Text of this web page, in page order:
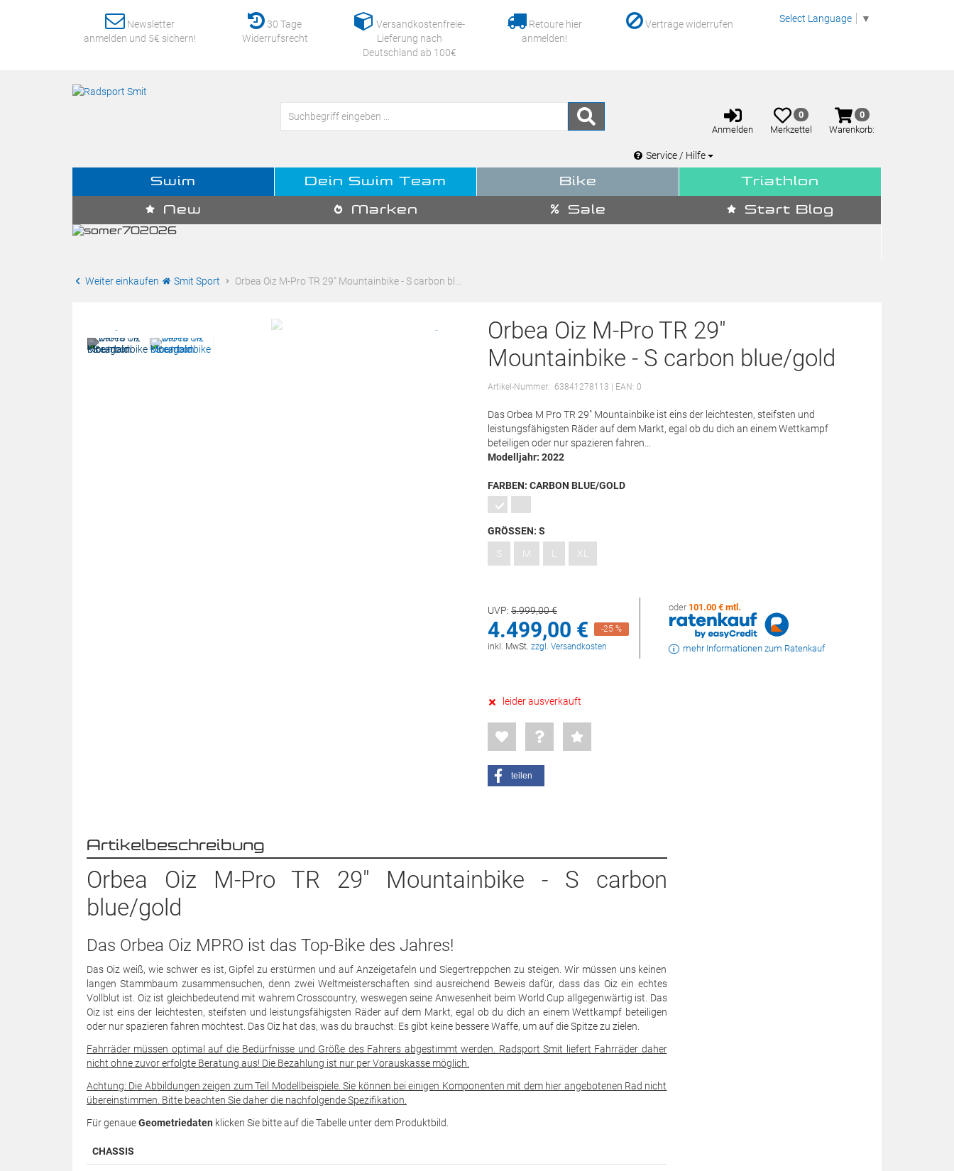
Newsletter
anmelden und 5€ sichern!
30 Tage
Widerrufsrecht
Versandkostenfreie-
Lieferung nach
Deutschland ab 100€
Retoure hier
anmelden!
Verträge widerrufen Select Language ▼
Anmelden
Anmelden
Merkzettel
aufklappen
0
Merkzettel
Warenkorb
aufklappen
0
Warenkorb:
Service / Hilfe
Swim Dein Swim Team Bike Triathlon
New Marken Sale Start Blog
Weiter einkaufen Smit Sport Orbea Oiz M-Pro TR 29" Mountainbike - S carbon bl…
Orbea Oiz M-Pro TR 29"
Mountainbike - S carbon blue/gold
Artikel-Nummer: 63841278113 | EAN: 0
Das Orbea M Pro TR 29" Mountainbike ist eins der leichtesten, steifsten und
leistungsfähigsten Räder auf dem Markt, egal ob du dich an einem Wettkampf
beteiligen oder nur spazieren fahren…
Modelljahr: 2022
FARBEN: CARBON BLUE/GOLD
GRÖSSEN: S
S
M XL
UVP: 5.999,00€
4.499,00 €
-25 %
inkl. MwSt. zzgl. Versandkosten
oder 101.00 € mtl.
mehr Informationen zum Ratenkauf
leider ausverkauft
teilen
Artikelbeschreibung
Orbea Oiz M-Pro TR 29" Mountainbike - S carbon
blue/gold
Das Orbea Oiz MPRO ist das Top-Bike des Jahres!
Das Oiz weiß, wie schwer es ist, Gipfel zu erstürmen und auf Anzeigetafeln und Siegertreppchen zu steigen. Wir müssen uns keinen
langen Stammbaum zusammensuchen, denn zwei Weltmeisterschaften sind ausreichend Beweis dafür, dass das Oiz ein echtes
Vollblut ist. Oiz ist gleichbedeutend mit wahrem Crosscountry, weswegen seine Anwesenheit beim World Cup allgegenwärtig ist. Das
Oiz ist eins der leichtesten, steifsten und leistungsfähigsten Räder auf dem Markt, egal ob du dich an einem Wettkampf beteiligen
oder nur spazieren fahren möchtest. Das Oiz hat das, was du brauchst: Es gibt keine bessere Waffe, um auf die Spitze zu zielen.
Fahrräder müssen optimal auf die Bedürfnisse und Größe des Fahrers abgestimmt werden. Radsport Smit liefert Fahrräder daher
nicht ohne zuvor erfolgte Beratung aus! Die Bezahlung ist nur per Vorauskasse möglich.
Achtung: Die Abbildungen zeigen zum Teil Modellbeispiele. Sie können bei einigen Komponenten mit dem hier angebotenen Rad nicht
übereinstimmen. Bitte beachten Sie daher die nachfolgende Spezifikation.
Für genaueGeometriedaten klicken Sie bitte auf die Tabelle unter dem Produktbild.
CHASSIS